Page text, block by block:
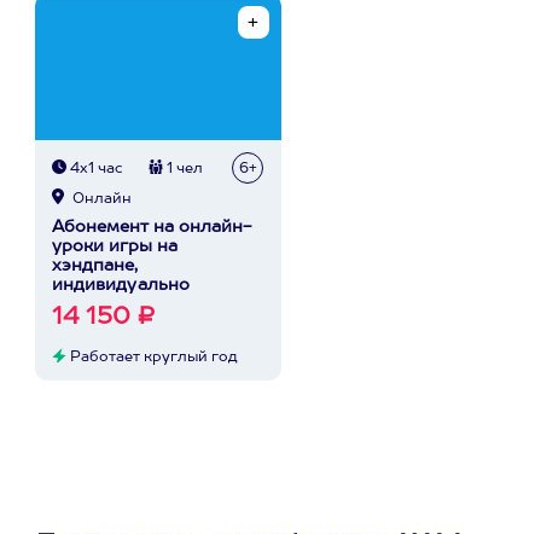
4х1 час 1 чел 6+
Онлайн
Абонемент на онлайн-
уроки игры на
хэндпане,
индивидуально
14 150 ₽
Работает круглый год